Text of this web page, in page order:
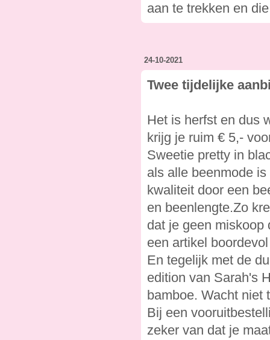
aan te trekken en
24-10-2021
Twee tijdelijke
Het is herfst en dus
krijg je ruim € 5,-
Sweetie pretty in
als alle beenmode
kwaliteit door een
en beenlengte.Zo
dat je geen
een artikel
En tegelijk met de
edition van Sarah's
bamboe. Wacht niet
Bij een
zeker van dat je